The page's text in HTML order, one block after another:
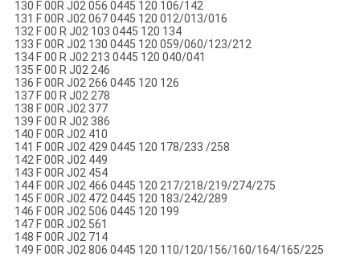
130 F 00R J02 056 0445 120 106/142
131 F 00R J02 067 0445 120 012/013/016
132 F 00 R J02 103 0445 120 134
133 F 00R J02 130 0445 120 059/060/123/212
134 F 00 R J02 213 0445 120 040/041
135 F 00 R J02 246
136 F 00R J02 266 0445 120 126
137 F 00 R J02 278
138 F 00R J02 377
139 F 00 R J02 386
140 F 00R J02 410
141 F 00R J02 429 0445 120 178/233 /258
142 F 00R J02 449
143 F 00R J02 454
144 F 00R J02 466 0445 120 217/218/219/274/275
145 F 00R J02 472 0445 120 183/242/289
146 F 00R J02 506 0445 120 199
147 F 00R J02 561
148 F 00R J02 714
149 F 00R J02 806 0445 120 110/120/156/160/164/165/225